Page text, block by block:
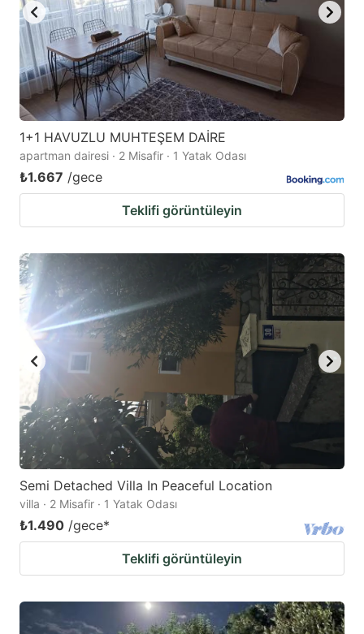
1+1 HAVUZLU MUHTEŞEM DAİRE
apartman dairesi · 2 Misafir · 1 Yatak Odası
₺1.667 /gece
Teklifi görüntüleyin
Semi Detached Villa In Peaceful Location
villa · 2 Misafir · 1 Yatak Odası
₺1.490 /gece*
Teklifi görüntüleyin